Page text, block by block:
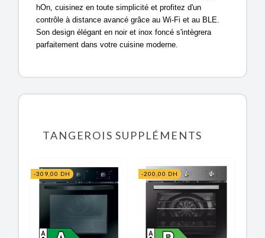
hOn, cuisinez en toute simplicité et profitez d'un
contrôle à distance avancé grâce au Wi-Fi et au BLE.
Son design élégant en noir et inox foncé s'intègrera
parfaitement dans votre cuisine moderne.
TANGEROIS SUPPLÉMENTS
-309,00 DH -200,00 DH